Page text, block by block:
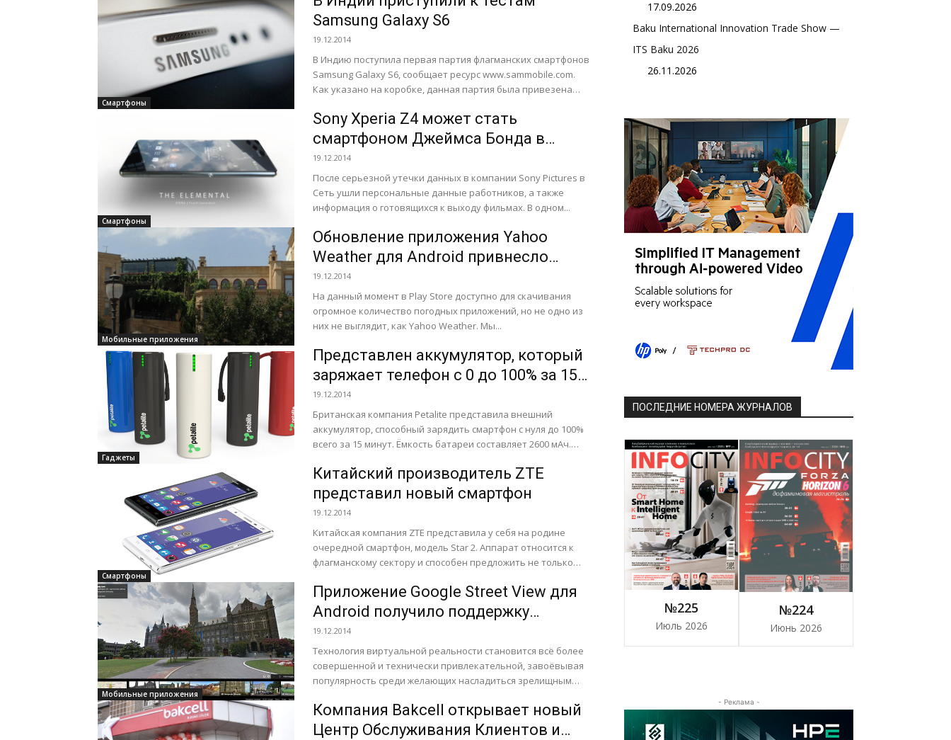
Смартфоны
Samsung Galaxy S6
19.12.2014
В Индию поступила первая партия флагманских смартфонов
Samsung Galaxy S6, сообщает ресурс www.sammobile.com.
Как указано на коробке, данная партия была привезена
Смартфоны
Sony Xperia Z4 может стать
смартфоном Джеймса Бонда в
новом фильме бондианы
19.12.2014
После серьезной утечки данных в компании Sony Pictures в
Сеть ушли персональные данные работников, а также
информация о готовящихся к выходу фильмах. В одном...
Мобильные приложения
Обновление приложения Yahoo
Weather для Android привнесло
новый функционал
19.12.2014
На данный момент в Play Store доступно для скачивания
огромное количество погодных приложений, но не одно из
них не выглядит, как Yahoo Weather. Мы...
Гаджеты
Представлен аккумулятор, который
заряжает телефон с 0 до 100% за 15
минут
19.12.2014
Британская компания Petalite представила внешний
аккумулятор, способный зарядить смартфон с нуля до 100%
всего за 15 минут. Ёмкость батареи составляет 2600 мАч.
Смартфоны
Китайский производитель ZTE
представил новый смартфон
19.12.2014
Китайская компания ZTE представила у себя на родине
очередной смартфон, модель Star 2. Аппарат относится к
флагманскому сектору и способен предложить не только
Мобильные приложения
Приложение Google Street View для
Android получило поддержку
шлемов виртуальной реальности
19.12.2014
Технология виртуальной реальности становится всё более
совершенной и технически привлекательной, завоёвывая
популярность среди желающих насладиться зрелищным
также привлекая...
Компания Bakcell открывает новый
Центр Обслуживания Клиентов и
17.09.2026
Baku International Innovation Trade Show —
ITS Baku 2026
26.11.2026
ПОСЛЕДНИЕ НОМЕРА ЖУРНАЛОВ
№225
Июль 2026
№224
Июнь 2026
- Реклама -